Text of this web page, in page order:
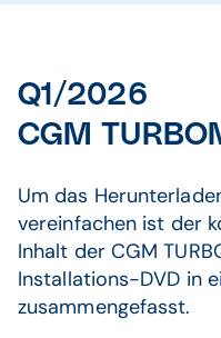
Q1/2026
CGM
Um das
vereinfachen ist der
Inhalt der CGM
Installations-DVD in
zusammengefasst.